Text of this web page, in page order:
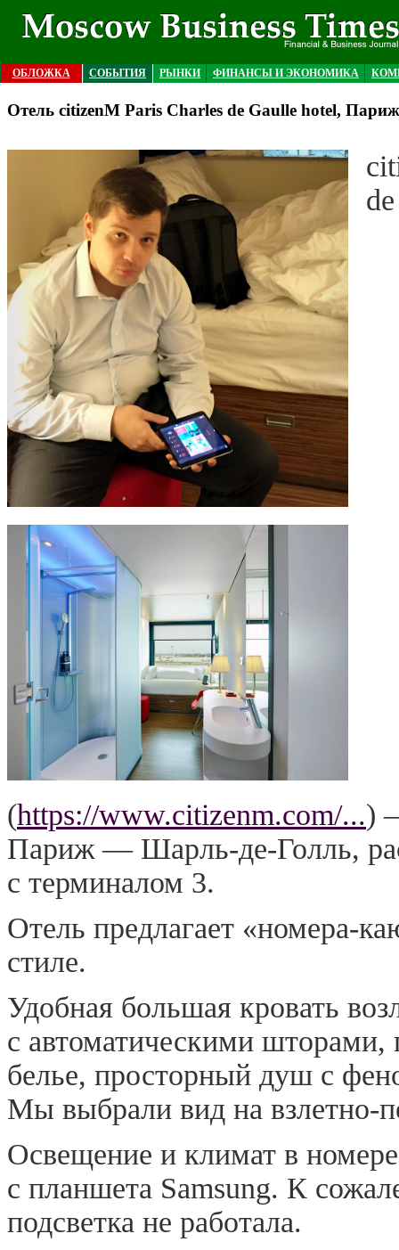
ОБЛОЖКА СОБЫТИЯ РЫНКИ ФИНАНСЫ И ЭКОНОМИКА
Отель citizenM Paris Charles de Gaulle hotel, Париж
(https://www.citizenm.com/...)
Париж — Шарль-де-Голль,
с терминалом 3.
Отель предлагает «номера-
стиле.
Удобная большая кровать
с автоматическими шторами,
белье, просторный душ с
Мы выбрали вид на взлетно-
Освещение и климат в
с планшета Samsung. К
подсветка не работала.